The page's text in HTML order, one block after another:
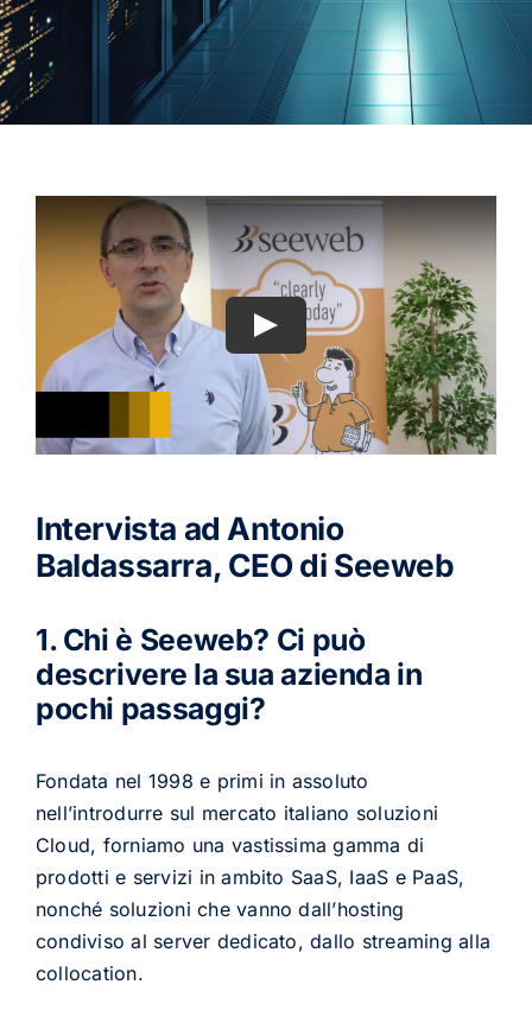
Intervista ad Antonio
Baldassarra, CEO di Seeweb
1. Chi è Seeweb? Ci può
descrivere la sua azienda in
pochi passaggi?
Fondata nel 1998 e primi in assoluto
nell’introdurre sul mercato italiano soluzioni
Cloud, forniamo una vastissima gamma di
prodotti e servizi in ambito SaaS, IaaS e PaaS,
nonché soluzioni che vanno dall’hosting
condiviso al server dedicato, dallo streaming alla
collocation.